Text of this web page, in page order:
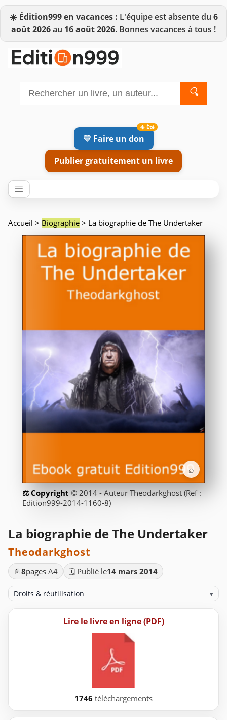
☀️ Édition999 en vacances : L'équipe est absente du 6
août 2026au 16 août 2026. Bonnes vacances à tous !
🔍
💛 Faire un don
Publier gratuitement un livre
Accueil > Biographie > La biographie de The Undertaker
⌕
© 2014 - Auteur Theodarkghost (Ref :
Edition999-2014-1160-8)
La biographie de The Undertaker
Theodarkghost
📄 8pages A4 🗓️ Publié le14 mars 2014
Droits & réutilisation ▾
Lire le livre en ligne (PDF)
1746 téléchargements